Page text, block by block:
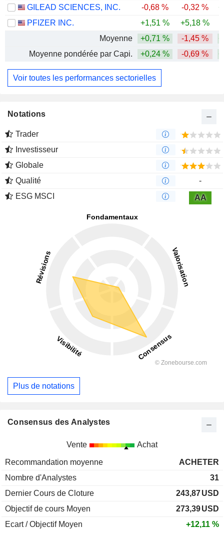
GILEAD SCIENCES, INC.
-0,68 % -0,32 %
PFIZER INC.
+1,51 % +5,18 %
Moyenne
+0,71 % -1,45 %
Moyenne pondérée par Capi.
+0,24 % -0,69 %
Voir toutes les performances sectorielles
Notations
Trader
Investisseur
Globale
Qualité
-
ESG MSCI
AA
Plus de notations
Consensus des Analystes
Vente Achat
Recommandation moyenne
ACHETER
Nombre d'Analystes
31
Dernier Cours de Cloture
243,87USD
Objectif de cours Moyen
273,39USD
Ecart / Objectif Moyen
+12,11 %